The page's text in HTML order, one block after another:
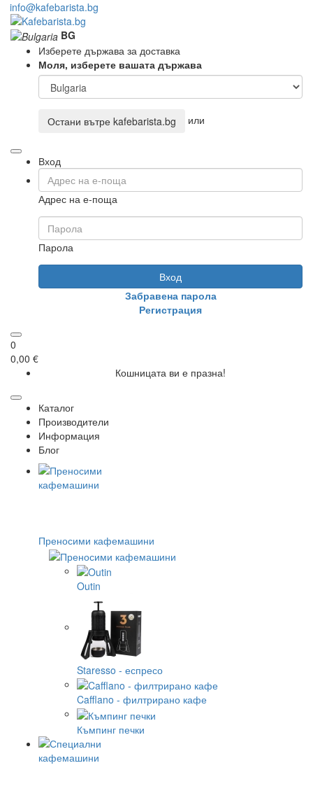
info@kafebarista.bg
BG
Изберете държава за доставка
Моля, изберете вашата държава
Остани вътре kafebarista.bg или
Вход
Адрес на е-поща
Парола
Вход
Забравена парола
Регистрация
0
0,00 €
Кошницата ви е празна!
Каталог
Производители
Информация
Блог
Преносими кафемашини
Outin
Staresso - еспресо
Cafflano - филтрирано кафе
Къмпинг печки